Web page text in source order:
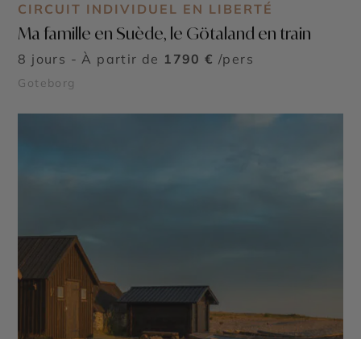
CIRCUIT INDIVIDUEL EN LIBERTÉ
Ma famille en Suède, le Götaland en train
8 jours - À partir de 1790 € /pers
Goteborg